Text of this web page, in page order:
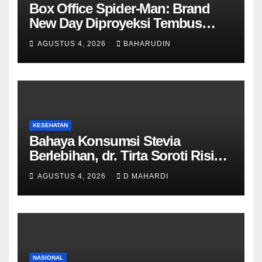
Box Office Spider-Man: Brand
New Day Diproyeksi Tembus
Rp7,7 Triliun Global
AGUSTUS 4, 2026 BAHARUDIN
KESEHATAN
Bahaya Konsumsi Stevia
Berlebihan, dr. Tirta Soroti Risiko
Resistensi Insulin
AGUSTUS 4, 2026 D MAHARDI
NASIONAL